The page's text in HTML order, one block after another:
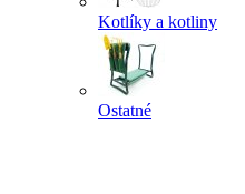
Kotlíky a kotliny
Ostatné